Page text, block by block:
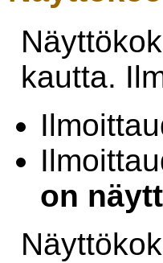
kautta.
on